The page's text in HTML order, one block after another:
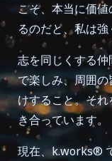
こそ、本当に価
るのだと、私は
志を同じくする
で楽しみ、周囲
けすること。そ
き合っています。
現在、k.works®